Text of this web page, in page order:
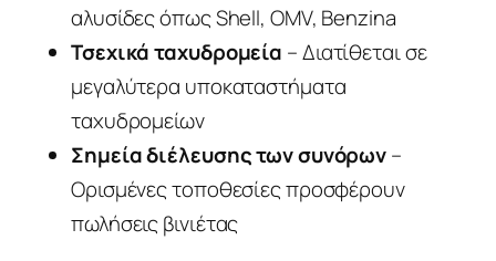
αλυσίδες όπως Shell, OMV, Benzina
Τσεχικά ταχυδρομεία – Διατίθεται σε
μεγαλύτερα υποκαταστήματα
ταχυδρομείων
Σημεία διέλευσης των συνόρων–
Ορισμένες τοποθεσίες προσφέρουν
πωλήσεις βινιέτας